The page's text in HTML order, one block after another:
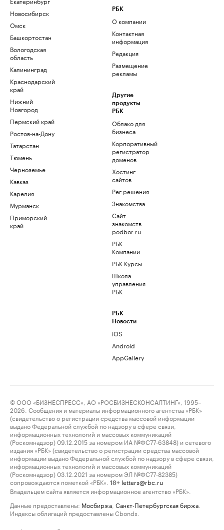
Новосибирск
Омск
Башкортостан
Вологодская
область
Калининград
Краснодарский
край
Нижний
Новгород
Пермский край
Ростов-на-Дону
Татарстан
Тюмень
Черноземье
Кавказ
Карелия
Мурманск
Приморский
край
РБК
О компании
Контактная
информация
Редакция
Размещение
рекламы
Другие
продукты
РБК
Облако для
бизнеса
Корпоративный
регистратор
доменов
Хостинг
сайтов
Рег.решения
Знакомства
Сайт
знакомств
podbor.ru
РБК
Компании
РБК Курсы
Школа
управления
РБК
РБК
Новости
iOS
Android
AppGallery
© ООО «БИЗНЕСПРЕСС», АО «РОСБИЗНЕСКОНСАЛТИНГ», 1995–
2026. Сообщения и материалы информационного агентства «РБК»
(свидетельство о регистрации средства массовой информации
выдано Федеральной службой по надзору в сфере связи,
информационных технологий и массовых коммуникаций
(Роскомнадзор) 09.12.2015 за номером ИА №ФС77-63848) и сетевого
издания «РБК» (свидетельство о регистрации средства массовой
информации выдано Федеральной службой по надзору в сфере связи,
информационных технологий и массовых коммуникаций
(Роскомнадзор) 03.12.2021 за номером ЭЛ №ФС77-82385)
сопровождаются пометкой «РБК».
18+ letters@rbc.ru
Владельцем сайта является информационное агентство «РБК».
Данные предоставлены: Мосбиржа Санкт-Петербургская биржа
Индексы облигаций предоставлены Cbonds.